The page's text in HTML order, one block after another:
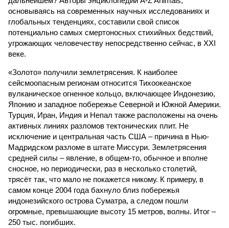
основываясь на современных научных исследованиях и
глобальных тенденциях, составили свой список
потенциально самых смертоносных стихийных бедствий,
угрожающих человечеству непосредственно сейчас, в XXI
веке.
«Золото» получили землетрясения. К наиболее
сейсмоопасным регионам относится Тихоокеанское
вулканическое огненное кольцо, включающее Индонезию,
Японию и западное побережье Северной и Южной Америки.
Турция, Иран, Индия и Непал также расположены на очень
активных линиях разломов тектонических плит. Не
исключение и центральная часть США – причина в Нью-
Мадридском разломе в штате Миссури. Землетрясения
средней силы – явление, в общем-то, обычное и вполне
сносное, но периодически, раз в несколько столетий,
трясёт так, что мало не покажется никому. К примеру, в
самом конце 2004 года бахнуло близ побережья
индонезийского острова Суматра, а следом пошли
огромные, превышающие высоту 15 метров, волны. Итог –
250 тыс. погибших.